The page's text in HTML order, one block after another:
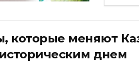
которые меняют
днем